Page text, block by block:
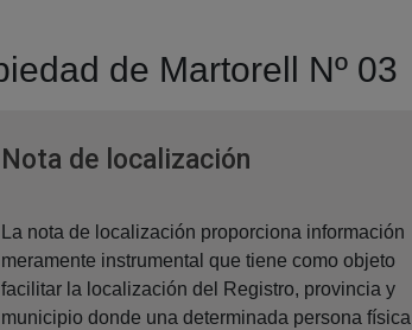
de Martorell Nº 03
Nota de localizaciónVentana nueva
La nota de localización proporciona información
meramente instrumental que tiene como objeto
facilitar la localización del Registro, provincia y
municipio donde una determinada persona física